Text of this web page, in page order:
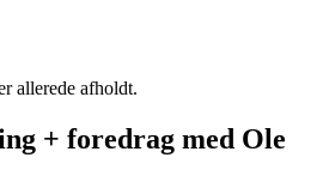
allerede afholdt.
+ foredrag med Ole